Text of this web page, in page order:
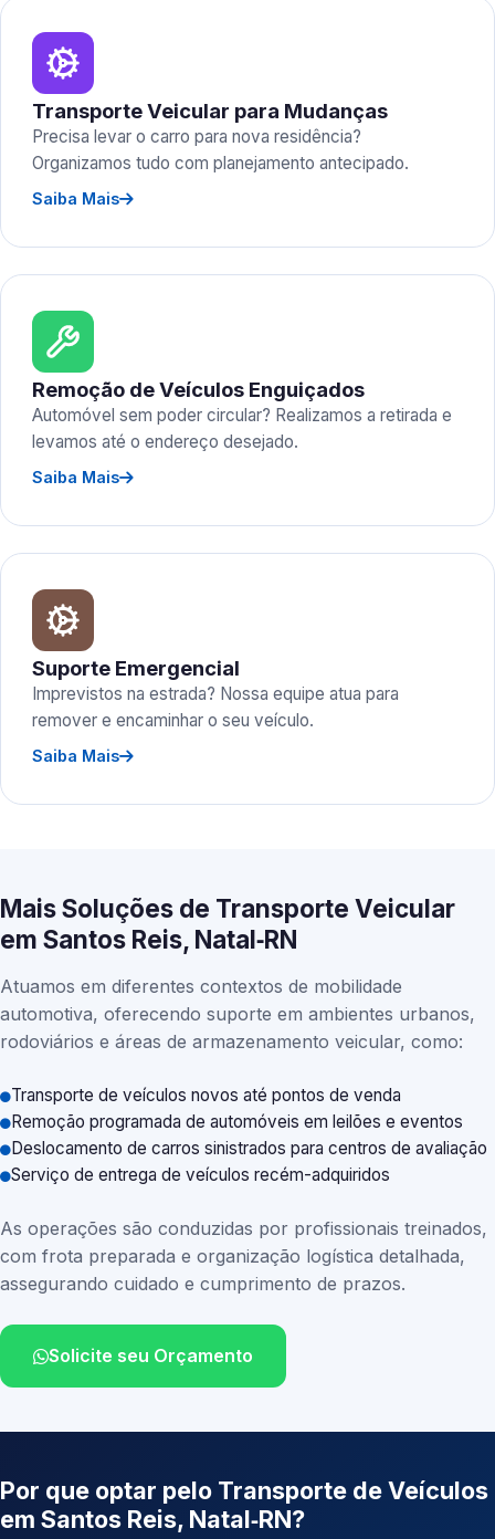
Transporte Veicular para Mudanças
Precisa levar o carro para nova residência?
Organizamos tudo com planejamento antecipado.
Saiba Mais
Remoção de Veículos Enguiçados
Automóvel sem poder circular? Realizamos a retirada e
levamos até o endereço desejado.
Saiba Mais
Suporte Emergencial
Imprevistos na estrada? Nossa equipe atua para
remover e encaminhar o seu veículo.
Saiba Mais
Mais Soluções de Transporte Veicular
em Santos Reis, Natal‑RN
Atuamos em diferentes contextos de mobilidade
automotiva, oferecendo suporte em ambientes urbanos,
rodoviários e áreas de armazenamento veicular, como:
Transporte de veículos novos até pontos de venda
Remoção programada de automóveis em leilões e eventos
Deslocamento de carros sinistrados para centros de avaliação
Serviço de entrega de veículos recém-adquiridos
As operações são conduzidas por profissionais treinados,
com frota preparada e organização logística detalhada,
assegurando cuidado e cumprimento de prazos.
Solicite seu Orçamento
Por que optar pelo Transporte de Veículos
em Santos Reis, Natal‑RN?